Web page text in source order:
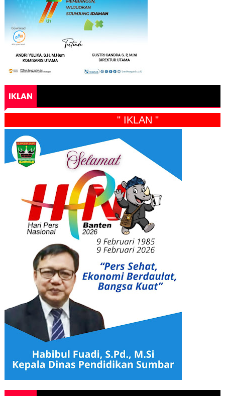
IKLAN
" IKLAN "